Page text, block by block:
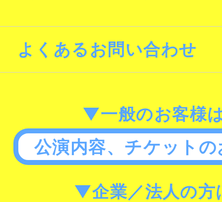
よくあるお問い合わせ
▼一般のお客様
公演内容、チケット
▼企業／法人の方